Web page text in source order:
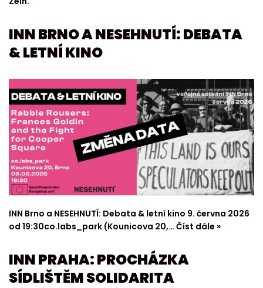
INN BRNO A NESEHNUTÍ: DEBATA
& LETNÍ KINO
INN Brno a NESEHNUTÍ: Debata & letní kino 9. června 2026
od 19:30co.labs_park (Kounicova 20,… Číst dále »
INN PRAHA: PROCHÁZKA
SÍDLIŠTĚM SOLIDARITA